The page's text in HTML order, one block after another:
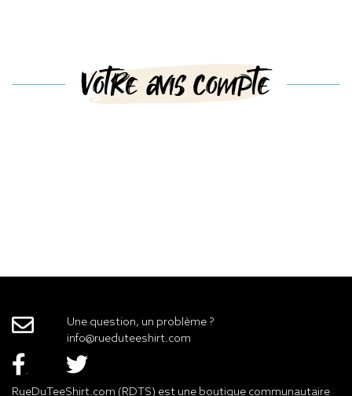
Votre avis compte
Une question, un problème ?
info@rueduteeshirt.com
RueDuTeeShirt.com (RDTS) est une boutique communautaire